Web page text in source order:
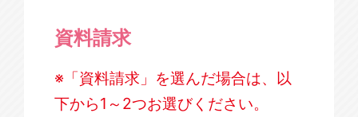
資料請求
※「資料請求」を選んだ場合は、以
下から1～2つお選びください。